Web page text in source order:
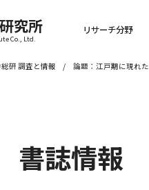
究所
Co., Ltd.
リサーチ分野
研 調査と情報 論題：江戸期に現れ
書誌情報